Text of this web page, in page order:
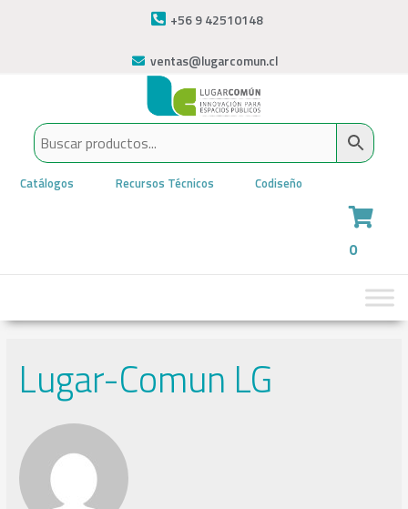
+56 9 42510148
ventas@lugarcomun.cl
Catálogos Recursos Técnicos Codiseño
0
Lugar-Comun LG